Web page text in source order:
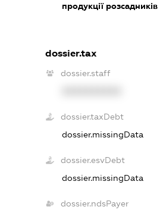
продукції розсадників
dossier.tax
dossier.staff
dossier.taxDebt
dossier.missingData
dossier.esvDebt
dossier.missingData
dossier.ndsPayer